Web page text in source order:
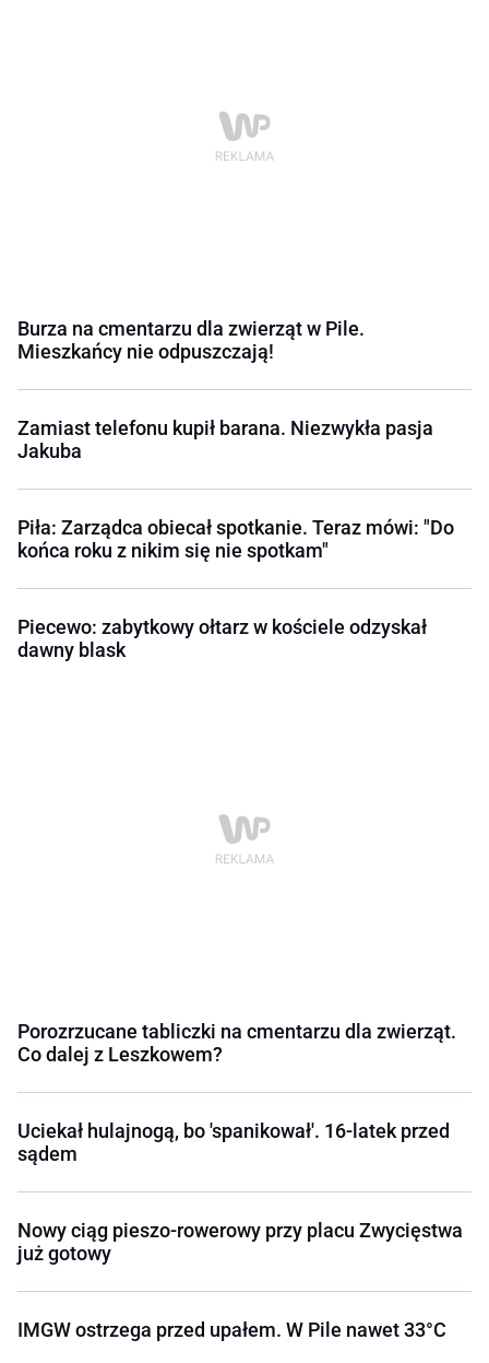
Burza na cmentarzu dla zwierząt w Pile.
Mieszkańcy nie odpuszczają!
Zamiast telefonu kupił barana. Niezwykła pasja
Jakuba
Piła: Zarządca obiecał spotkanie. Teraz mówi: "Do
końca roku z nikim się nie spotkam"
Piecewo: zabytkowy ołtarz w kościele odzyskał
dawny blask
Porozrzucane tabliczki na cmentarzu dla zwierząt.
Co dalej z Leszkowem?
Uciekał hulajnogą, bo 'spanikował'. 16-latek przed
sądem
Nowy ciąg pieszo-rowerowy przy placu Zwycięstwa
już gotowy
IMGW ostrzega przed upałem. W Pile nawet 33°C